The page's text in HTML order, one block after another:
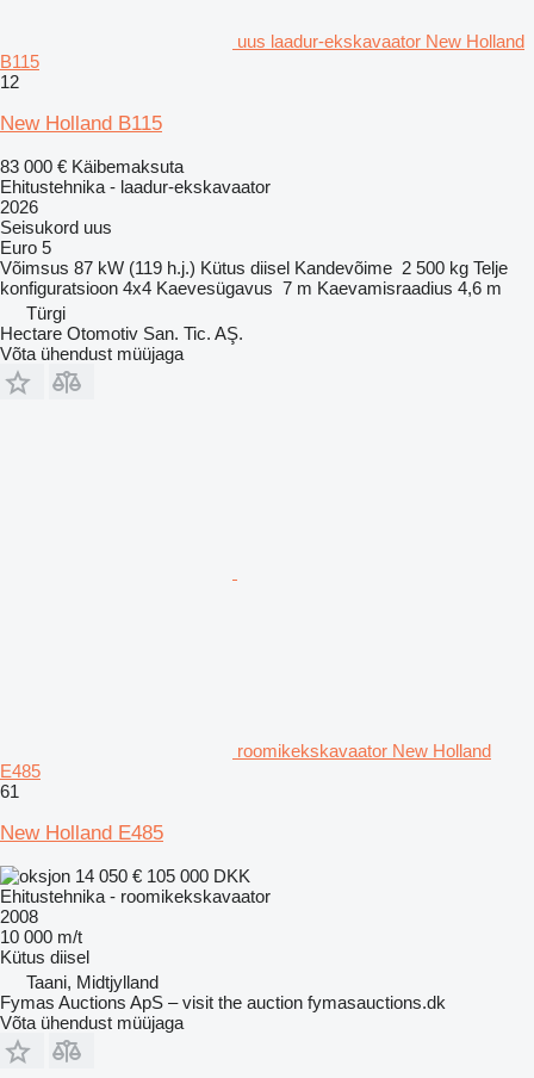
uus laadur-ekskavaator New Holland
B115
12
New Holland B115
83 000 € Käibemaksuta
Ehitustehnika - laadur-ekskavaator
2026
Seisukord uus
Euro 5
Võimsus 87 kW (119 h.j.) Kütus diisel Kandevõime 2 500 kg Telje
konfiguratsioon 4x4 Kaevesügavus 7 m Kaevamisraadius 4,6 m
Türgi
Hectare Otomotiv San. Tic. AŞ.
Võta ühendust müüjaga
roomikekskavaator New Holland
E485
61
New Holland E485
14 050 € 105 000 DKK
Ehitustehnika - roomikekskavaator
2008
10 000 m/t
Kütus diisel
Taani, Midtjylland
Fymas Auctions ApS – visit the auction fymasauctions.dk
Võta ühendust müüjaga